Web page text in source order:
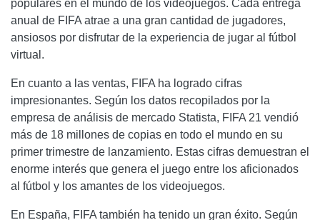
populares en el mundo de los videojuegos. Cada entrega
anual de FIFA atrae a una gran cantidad de jugadores,
ansiosos por disfrutar de la experiencia de jugar al fútbol
virtual.
En cuanto a las ventas, FIFA ha logrado cifras
impresionantes. Según los datos recopilados por la
empresa de análisis de mercado Statista, FIFA 21 vendió
más de 18 millones de copias en todo el mundo en su
primer trimestre de lanzamiento. Estas cifras demuestran el
enorme interés que genera el juego entre los aficionados
al fútbol y los amantes de los videojuegos.
En España, FIFA también ha tenido un gran éxito. Según